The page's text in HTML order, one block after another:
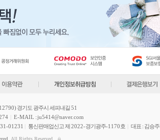
12790) 경기도 광주시 세피내길51
E-MAIL :ju5414@naver.com
01231 통신판매업신고 제2022-경기광주-1170호 대표 : 김승주
. All Rights Reserved.